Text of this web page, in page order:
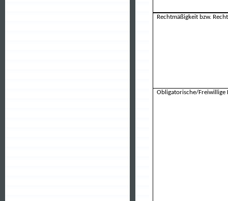
Rechtmäßigkeit bzw.
Obligatorische/Freiwillige